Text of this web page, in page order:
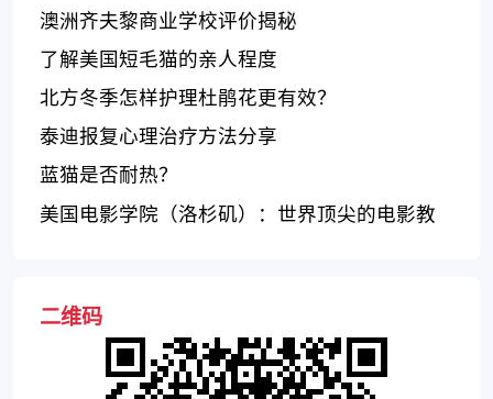
澳洲齐夫黎商业学校评价揭秘
了解美国短毛猫的亲人程度
北方冬季怎样护理杜鹃花更有效？
泰迪报复心理治疗方法分享
蓝猫是否耐热？
美国电影学院（洛杉矶）：世界顶尖的电影教
二维码